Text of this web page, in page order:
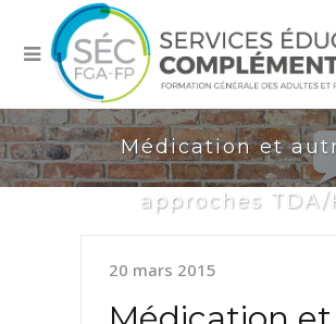
Médication et
approches TDA/
20 mars 2015